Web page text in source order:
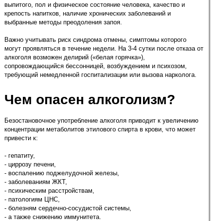
выпитого, пол и физическое состояние человека, качество и
крепость напитков, наличие хронических заболеваний и
выбранные методы преодоления запоя.
Важно учитывать риск синдрома отмены, симптомы которого
могут проявляться в течение недели. На 3-4 сутки после отказа от
алкоголя возможен делирий («белая горячка»),
сопровождающийся бессонницей, возбуждением и психозом,
требующий немедленной госпитализации или вызова нарколога.
Чем опасен алкоголизм?
Безостановочное употребление алкоголя приводит к увеличению
концентрации метаболитов этилового спирта в крови, что может
привести к:
- гепатиту,
- циррозу печени,
- воспалению поджелудочной железы,
- заболеваниям ЖКТ,
- психическим расстройствам,
- патологиям ЦНС,
- болезням сердечно-сосудистой системы,
- а также снижению иммунитета.